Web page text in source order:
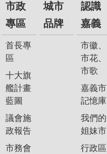
市政
專區
首長專
區
十大旗
艦計畫
藍圖
議會施
政報告
市務會
城市
品牌
認識
嘉義
市徽、
市花、
市歌
嘉義市
記憶庫
我們的
姐妹市
行政區